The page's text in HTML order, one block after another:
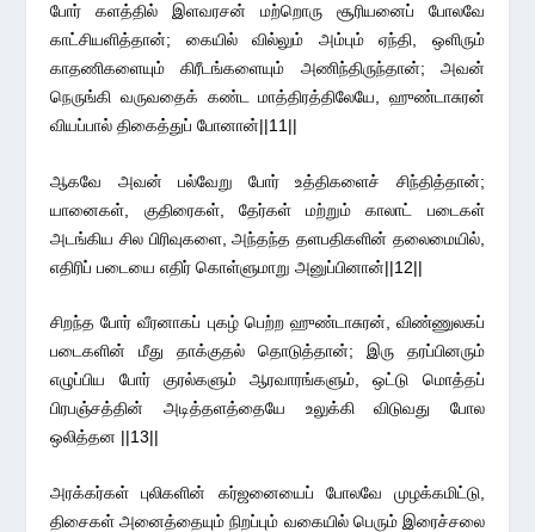
போர் களத்தில் இளவரசன் மற்றொரு சூரியனைப் போலவே
காட்சியளித்தான்; கையில் வில்லும் அம்பும் ஏந்தி, ஒளிரும்
காதணிகளையும் கிரீடங்களையும் அணிந்திருந்தான்; அவன்
நெருங்கி வருவதைக் கண்ட மாத்திரத்திலேயே, ஹுண்டாசுரன்
வியப்பால் திகைத்துப் போனான்||11||
ஆகவே அவன் பல்வேறு போர் உத்திகளைச் சிந்தித்தான்;
யானைகள், குதிரைகள், தேர்கள் மற்றும் காலாட் படைகள்
அடங்கிய சில பிரிவுகளை, அந்தந்த தளபதிகளின் தலைமையில்,
எதிரிப் படையை எதிர் கொள்ளுமாறு அனுப்பினான்||12||
சிறந்த போர் வீரனாகப் புகழ் பெற்ற ஹுண்டாசுரன், விண்ணுலகப்
படைகளின் மீது தாக்குதல் தொடுத்தான்; இரு தரப்பினரும்
எழுப்பிய போர் குரல்களும் ஆரவாரங்களும், ஒட்டு மொத்தப்
பிரபஞ்சத்தின் அடித்தளத்தையே உலுக்கி விடுவது போல
ஒலித்தன ||13||
அரக்கர்கள் புலிகளின் கர்ஜனையைப் போலவே முழக்கமிட்டு,
திசைகள் அனைத்தையும் நிறப்பும் வகையில் பெரும் இரைச்சலை